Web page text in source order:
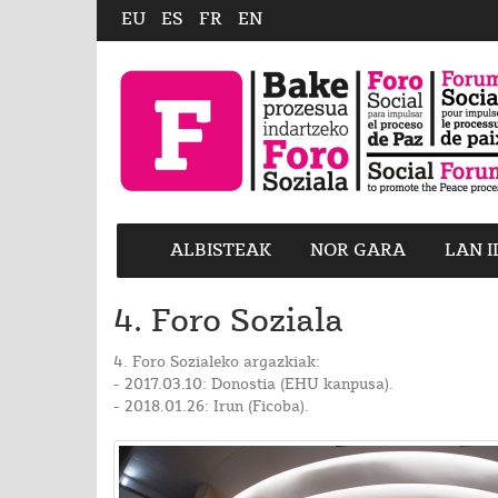
EU ES FR EN
ALBISTEAK NOR GARA LAN
4. Foro Soziala
4. Foro Sozialeko argazkiak:
- 2017.03.10: Donostia (EHU kanpusa).
- 2018.01.26: Irun (Ficoba).